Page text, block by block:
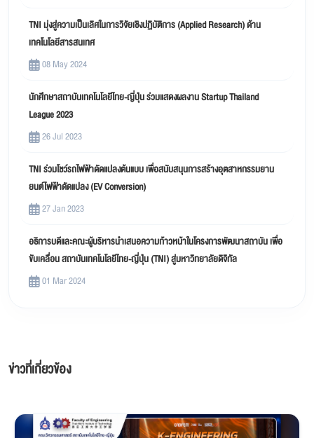
TNI มุ่งสู่ความเป็นเลิศในการวิจัยเชิงปฏิบัติการ (Applied Research) ด้าน
เทคโนโลยีสารสนเทศ
08 May 2024
นักศึกษาสถาบันเทคโนโลยีไทย-ญี่ปุ่น ร่วมแสดงผลงาน Startup Thailand
League 2023
26 Jul 2023
TNI ร่วมโชว์รถไฟฟ้าดัดแปลงต้นแบบ เพื่อสนับสนุนการสร้างอุตสาหกรรมยาน
ยนต์ไฟฟ้าดัดแปลง (EV Conversion)
27 Jan 2023
อธิการบดีและคณะผู้บริหารนำเสนอความก้าวหน้าในโครงการพัฒนาสถาบัน เพื่อ
ขับเคลื่อน สถาบันเทคโนโลยีไทย-ญี่ปุ่น (TNI) สู่มหาวิทยาลัยดิจิทัล
01 Mar 2024
ข่าวที่เกี่ยวข้อง